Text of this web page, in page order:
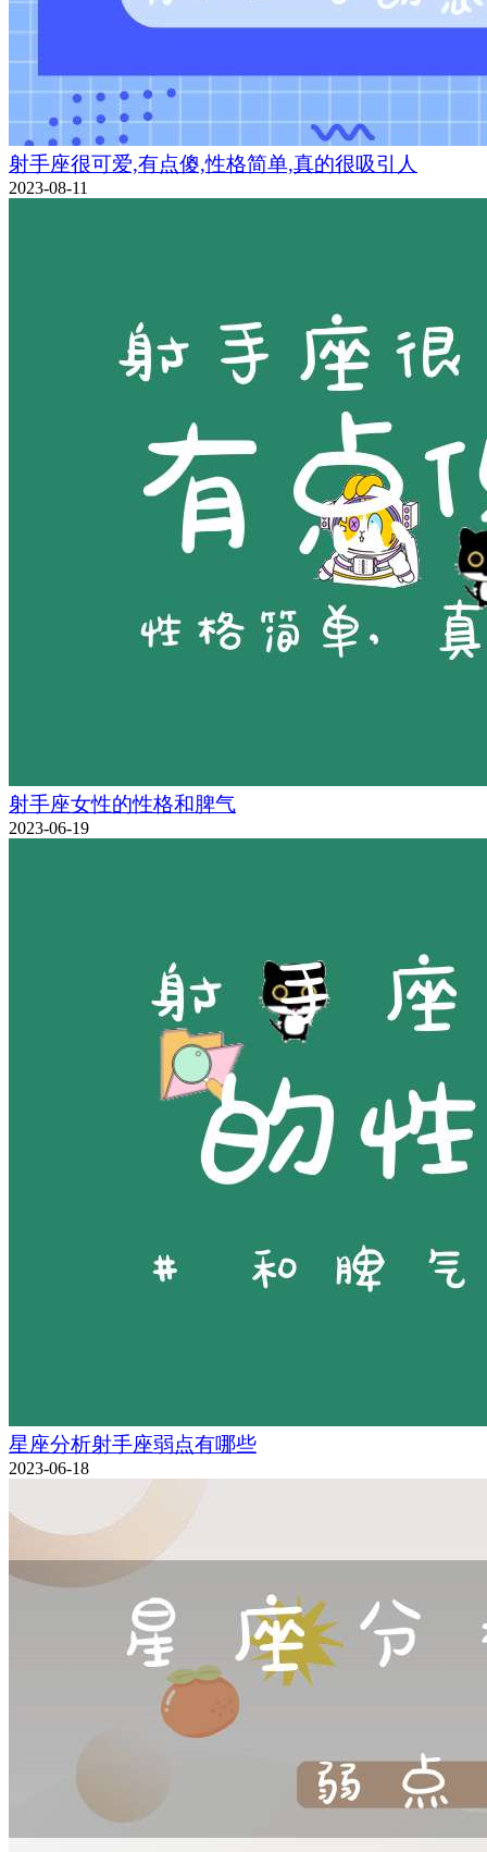
射手座很可爱,有点傻,性格简单,真的很吸引人
2023-08-11
射手座女性的性格和脾气
2023-06-19
星座分析射手座弱点有哪些
2023-06-18